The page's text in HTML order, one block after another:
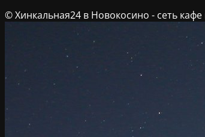
© Хинкальная24 в Новокосино - сеть